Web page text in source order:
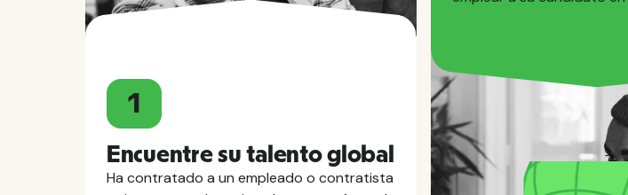
1
Encuentre su talento global
Ha contratado a un empleado o contratista